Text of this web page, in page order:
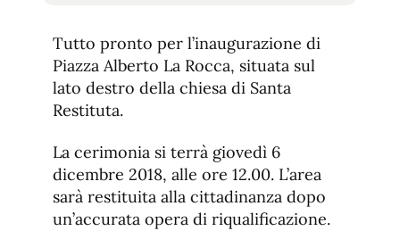
fuente
de
fuente.
Tutto pronto per l’inaugurazione di
Piazza Alberto La Rocca, situata sul
lato destro della chiesa di Santa
Restituta.
La cerimonia si terrà giovedì 6
dicembre 2018, alle ore 12.00. L’area
sarà restituita alla cittadinanza dopo
un’accurata opera di riqualificazione.